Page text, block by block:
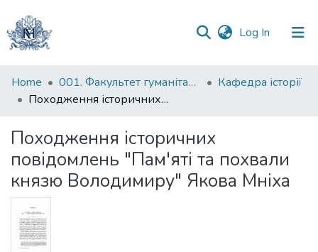
Log In (current)
Communities
&
All of DSpace
Statistics
Home 001. Факультет гуманітарних наук
Кафедра історії
Походження історичних повідомлень "Пам'яті та похвали князю Володимиру" Якова Мніха
Походження історичних
повідомлень "Пам'яті та похвали
князю Володимиру" Якова Мніха